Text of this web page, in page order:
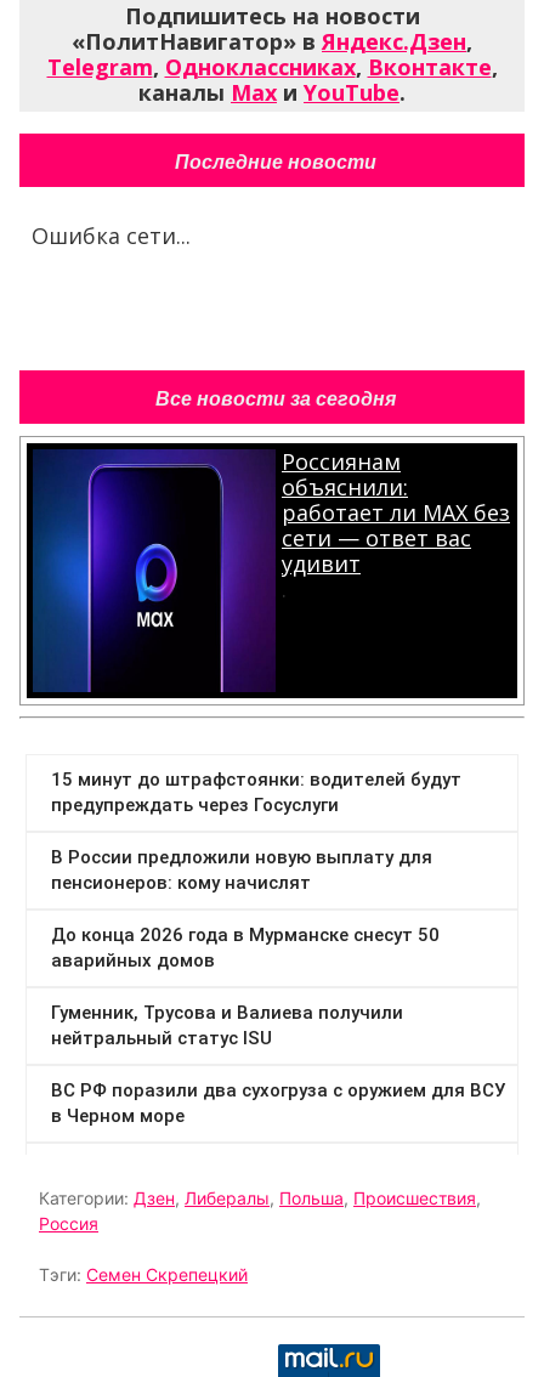
Подпишитесь на новости
«ПолитНавигатор» вЯндекс.Дзен,
Telegram, Одноклассниках, Вконтакте,
каналы Max и YouTube.
Последние новости
Ошибка сети...
Все новости за сегодня
Россиянам
объяснили:
работает ли MAX без
сети — ответ вас
удивит
.
Категории: Дзен, Либералы, Польша, Происшествия,
Россия
Тэги: Семен Скрепецкий